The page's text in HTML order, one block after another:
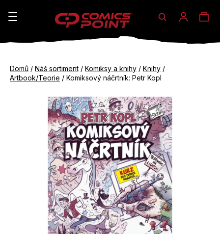
Hledat
Domů / Náš sortiment / Komiksy a knihy / Knihy /
Artbook/Teorie / Komiksový náčrtník: Petr Kopl
K
do
do